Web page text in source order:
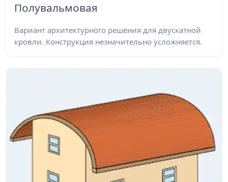
Полувальмовая
Вариант архитектурного решения для двускатной
кровли. Конструкция незначительно усложняется.